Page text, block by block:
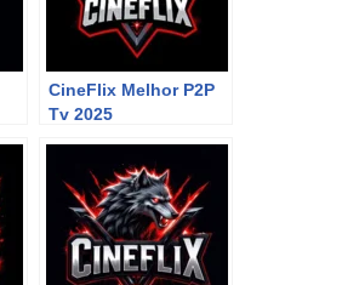
CineFlix Melhor P2P
Tv 2025